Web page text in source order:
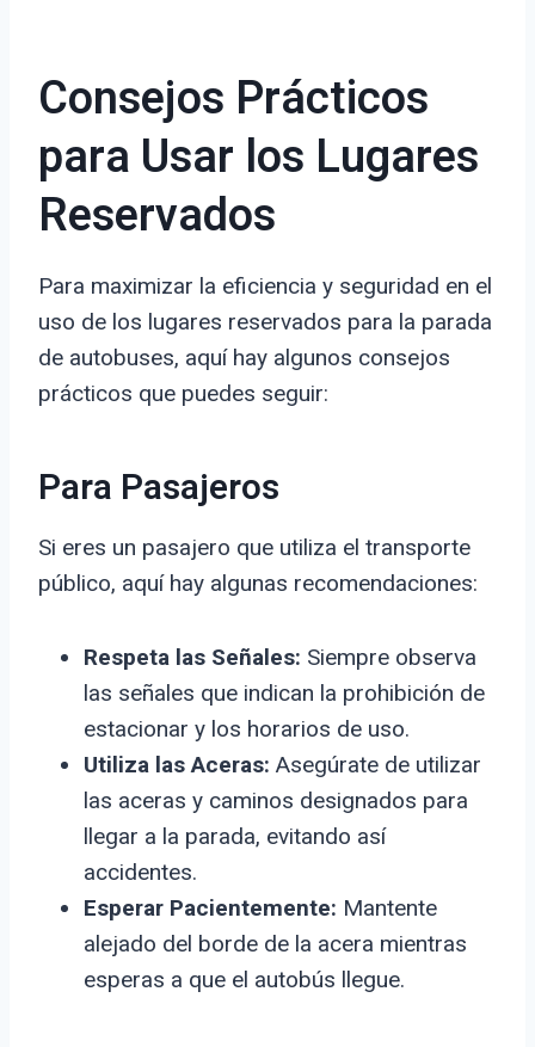
Consejos Prácticos
para Usar los Lugares
Reservados
Para maximizar la eficiencia y seguridad en el
uso de los lugares reservados para la parada
de autobuses, aquí hay algunos consejos
prácticos que puedes seguir:
Para Pasajeros
Si eres un pasajero que utiliza el transporte
público, aquí hay algunas recomendaciones:
Respeta las Señales: Siempre observa
las señales que indican la prohibición de
estacionar y los horarios de uso.
Utiliza las Aceras: Asegúrate de utilizar
las aceras y caminos designados para
llegar a la parada, evitando así
accidentes.
Esperar Pacientemente: Mantente
alejado del borde de la acera mientras
esperas a que el autobús llegue.